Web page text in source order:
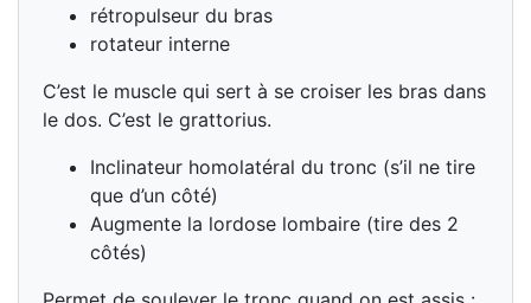
rétropulseur du bras
rotateur interne
C’est le muscle qui sert à se croiser les bras dans
le dos. C’est le grattorius.
Inclinateur homolatéral du tronc (s’il ne tire
que d’un côté)
Augmente la lordose lombaire (tire des 2
côtés)